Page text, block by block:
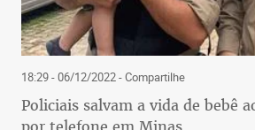
18:29 - 06/12/2022- Compartilhe
Policiais salvam a vida de bebê